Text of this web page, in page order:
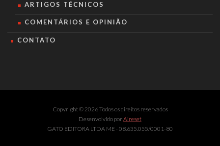
ARTIGOS TÉCNICOS
COMENTÁRIOS E OPINIÃO
CONTATO
Copyright © 2026 Todos os direitos reservados
Desenvolvido porAireset
GATO EDITORA LTDA ME - 08.635.055/0001-80